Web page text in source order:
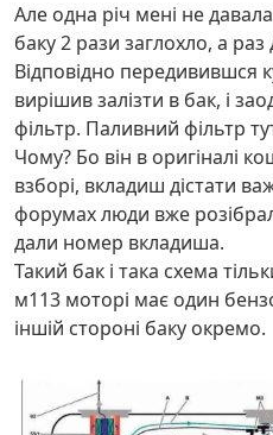
Але одна річ мені не
баку 2 рази заглохло, а
Відповідно передивившся
вирішив залізти в бак, і
фільтр. Паливний фільтр
Чому? Бо він в оригіналі
взборі, вкладиш дістати
форумах люди вже
дали номер вкладиша.
Такий бак і така схема
м113 моторі має один
іншій стороні баку окремо.